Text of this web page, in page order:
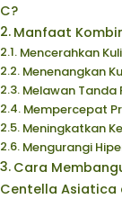
C?
Manfaat
Mencerahkan
Menenangkan
Melawan Tanda
Mempercepat
Meningkatkan
Mengurangi
Cara
Centella Asiatica